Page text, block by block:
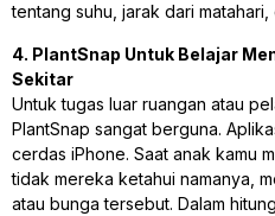
tentang suhu, jarak dari
4. PlantSnap Untuk Belajar
Sekitar
Untuk tugas luar ruangan atau
PlantSnap sangat berguna.
cerdas iPhone. Saat anak kamu
tidak mereka ketahui namanya,
atau bunga tersebut. Dalam